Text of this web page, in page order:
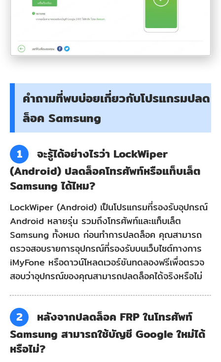
คำถามที่พบบ่อยเกี่ยวกับโปรแกรมปลด
ล็อค Samsung
1
จะรู้ได้อย่างไรว่า LockWiper
(Android) ปลดล็อคโทรศัพท์หรือแท็บเล็ต
Samsung ได้ไหม?
LockWiper (Android) เป็นโปรแกรมที่รองรับอุปกรณ์
Android หลายรุ่น รวมถึงโทรศัพท์และแท็บเล็ต
Samsung ทั้งหมด ก่อนทำการปลดล็อค คุณสามารถ
ตรวจสอบรายการอุปกรณ์ที่รองรับบนเว็บไซต์ทางการ
iMyFone หรือดาวน์โหลดเวอร์ชันทดลองฟรีเพื่อตรวจ
สอบว่าอุปกรณ์ของคุณสามารถปลดล็อคได้จริงหรือไม่
2
หลังจากปลดล็อค FRP ในโทรศัพท์
Samsung สามารถใช้บัญชี Google ใหม่ได้
หรือไม่?